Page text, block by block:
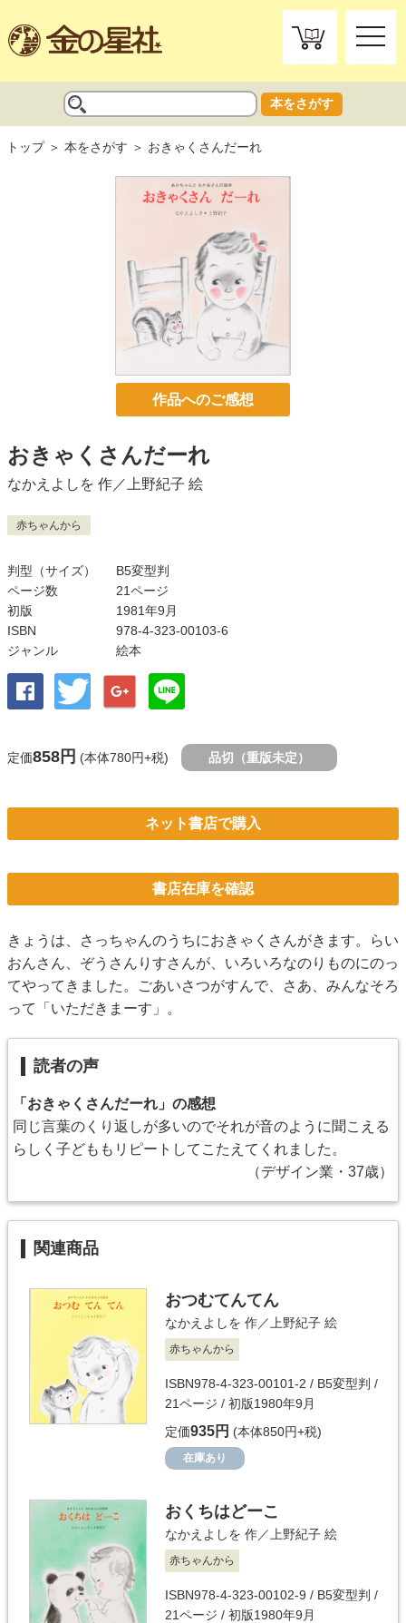
toggle
本をさがす
トップ 本をさがす おきゃくさんだーれ
作品へのご感想
おきゃくさんだーれ
なかえよしを 作／ 上野紀子 絵
赤ちゃんから
判型（サイズ）
B5変型判
ページ数
21ページ
初版
1981年9月
ISBN
978-4-323-00103-6
ジャンル
絵本
定価858円 (本体780円+税) 品切（重版未定）
ネット書店で購入
書店在庫を確認
きょうは、さっちゃんのうちにおきゃくさんがきます。らい
おんさん、ぞうさんりすさんが、いろいろなのりものにのっ
てやってきました。ごあいさつがすんで、さあ、みんなそろ
って「いただきまーす」。
読者の声
「おきゃくさんだーれ」の感想
同じ言葉のくり返しが多いのでそれが音のように聞こえる
らしく子どももリピートしてこたえてくれました。
（デザイン業・37歳）
関連商品
おつむてんてん
なかえよしを 作／ 上野紀子 絵
赤ちゃんから
ISBN978-4-323-00101-2 / B5変型判 /
21ページ / 初版1980年9月
定価935円 (本体850円+税)
在庫あり
おくちはどーこ
なかえよしを 作／ 上野紀子 絵
赤ちゃんから
ISBN978-4-323-00102-9 / B5変型判 /
21ページ / 初版1980年9月